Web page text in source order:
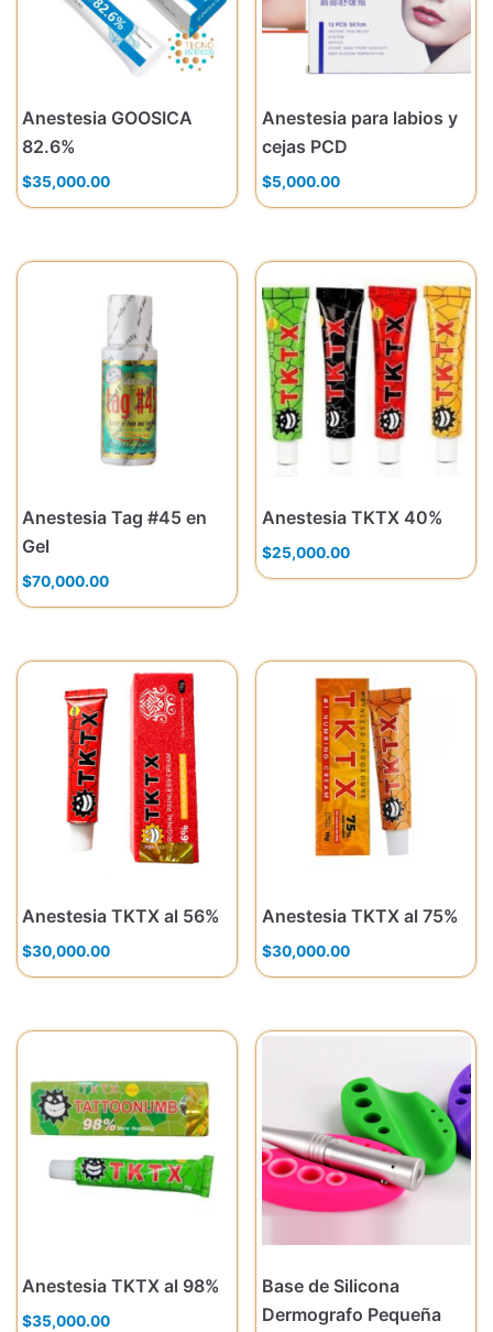
Anestesia GOOSICA
82.6%
$35,000.00
Anestesia para labios y
cejas PCD
$5,000.00
Anestesia Tag #45 en
Gel
$70,000.00
Anestesia TKTX 40%
$25,000.00
Anestesia TKTX al 56%
$30,000.00
Anestesia TKTX al 75%
$30,000.00
Anestesia TKTX al 98%
$35,000.00
Base de Silicona
Dermografo Pequeña